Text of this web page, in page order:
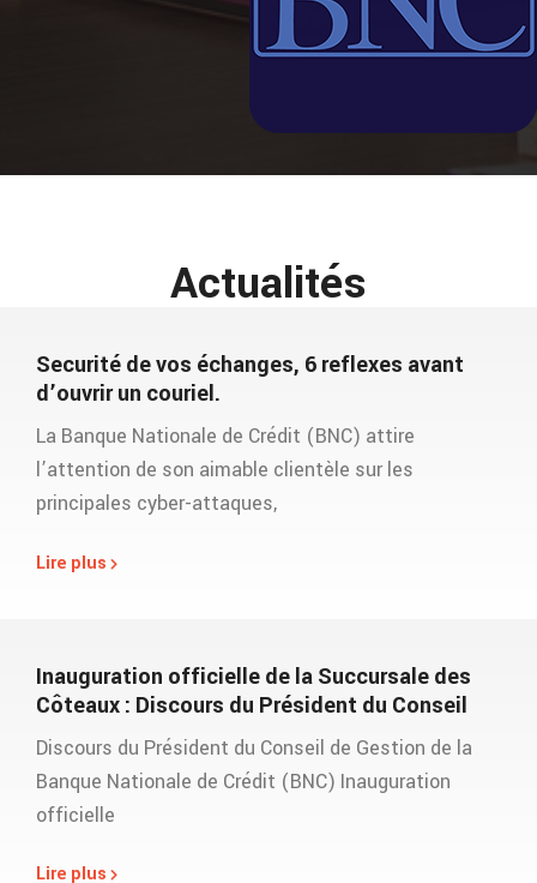
Actualités
Securité de vos échanges, 6 reflexes avant
d’ouvrir un couriel.
La Banque Nationale de Crédit (BNC) attire
l’attention de son aimable clientèle sur les
principales cyber-attaques,
Lire plus
Inauguration officielle de la Succursale des
Côteaux : Discours du Président du Conseil
Discours du Président du Conseil de Gestion de la
Banque Nationale de Crédit (BNC) Inauguration
officielle
Lire plus